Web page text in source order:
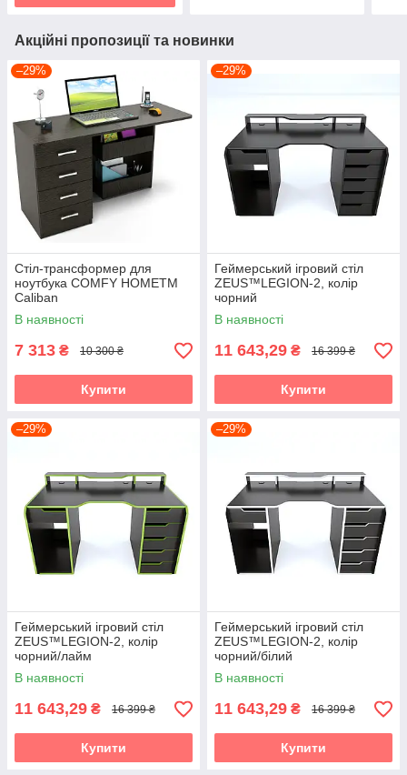
Акційні пропозиції та новинки
–29%
Стіл-трансформер для
ноутбука COMFY HOMETM
Caliban
В наявності
7 313 ₴ 10 300 ₴
Купити
–29%
Геймерський ігровий стіл
ZEUS™LEGION-2, колір
чорний
В наявності
11 643,29 ₴ 16 399 ₴
Купити
–29%
Геймерський ігровий стіл
ZEUS™LEGION-2, колір
чорний/лайм
В наявності
11 643,29 ₴ 16 399 ₴
Купити
–29%
Геймерський ігровий стіл
ZEUS™LEGION-2, колір
чорний/білий
В наявності
11 643,29 ₴ 16 399 ₴
Купити